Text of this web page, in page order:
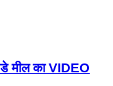
मील का VIDEO